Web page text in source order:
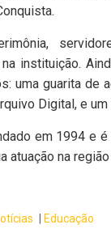
instituição.
uma guarita de
Digital, e
em 1994 e
atuação na
Educação